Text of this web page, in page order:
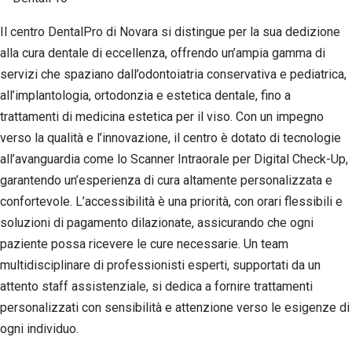
Il centro DentalPro di Novara si distingue per la sua dedizione
alla cura dentale di eccellenza, offrendo un’ampia gamma di
servizi che spaziano dall’odontoiatria conservativa e pediatrica,
all’implantologia, ortodonzia e estetica dentale, fino a
trattamenti di medicina estetica per il viso. Con un impegno
verso la qualità e l’innovazione, il centro è dotato di tecnologie
all’avanguardia come lo Scanner Intraorale per Digital Check-Up,
garantendo un’esperienza di cura altamente personalizzata e
confortevole. L’accessibilità è una priorità, con orari flessibili e
soluzioni di pagamento dilazionate, assicurando che ogni
paziente possa ricevere le cure necessarie. Un team
multidisciplinare di professionisti esperti, supportati da un
attento staff assistenziale, si dedica a fornire trattamenti
personalizzati con sensibilità e attenzione verso le esigenze di
ogni individuo.